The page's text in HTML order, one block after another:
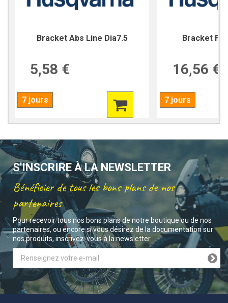
Bracket Abs Line Dia7.5
5,58 €
7 jours
Bracket
16,56 €
7 jours
S'INSCRIRE À LA NEWSLETTER
Bénéficier de tous les bons plans de nos
partenaires
Pour recevoir tous nos bons plans de notre boutique ou de nos
partenaires, ou encore si vous désirez de la documentation sur
nos produits, inscrivez-vous à la newsletter.